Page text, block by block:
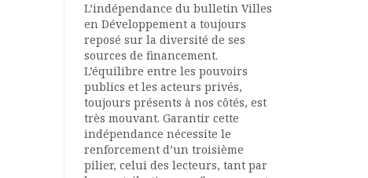
L’indépendance du bulletin Villes
en Développement a toujours
reposé sur la diversité de ses
sources de financement.
L’équilibre entre les pouvoirs
publics et les acteurs privés,
toujours présents à nos côtés, est
très mouvant. Garantir cette
indépendance nécessite le
renforcement d’un troisième
pilier, celui des lecteurs, tant par